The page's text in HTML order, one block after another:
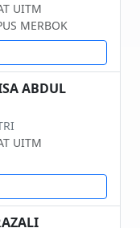
UITM
MERBOK
ABDUL
UITM